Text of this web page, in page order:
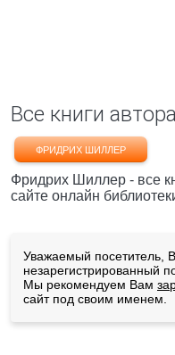
Все книги
ФРИДРИХ ШИЛЛЕР
Фридрих Шиллер - все
сайте онлайн
Уважаемый посетитель,
незарегистрированный
Мы рекомендуем Вам
сайт под своим именем.